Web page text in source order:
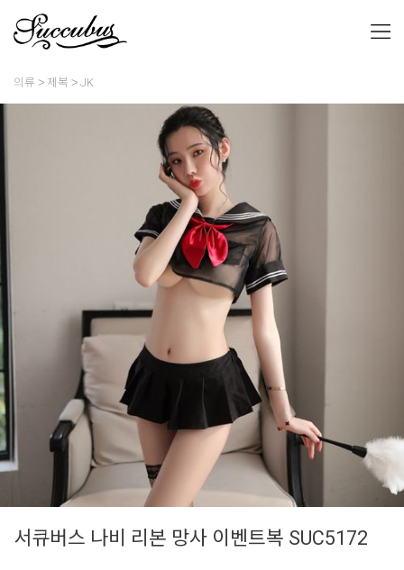
의류 제복 JK
서큐버스 나비 리본 망사 이벤트복 SUC5172